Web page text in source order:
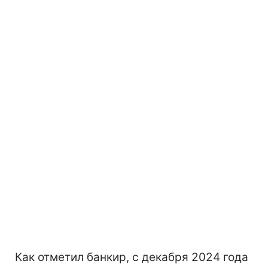
Как отметил банкир, с декабря 2024 года